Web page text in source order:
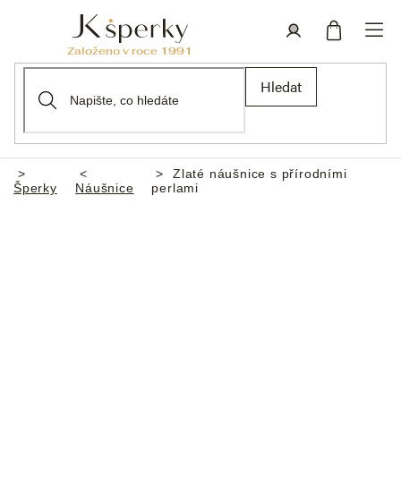
Hledat
Domů
Šperky Náušnice
Zlaté náušnice s přírodními
perlami